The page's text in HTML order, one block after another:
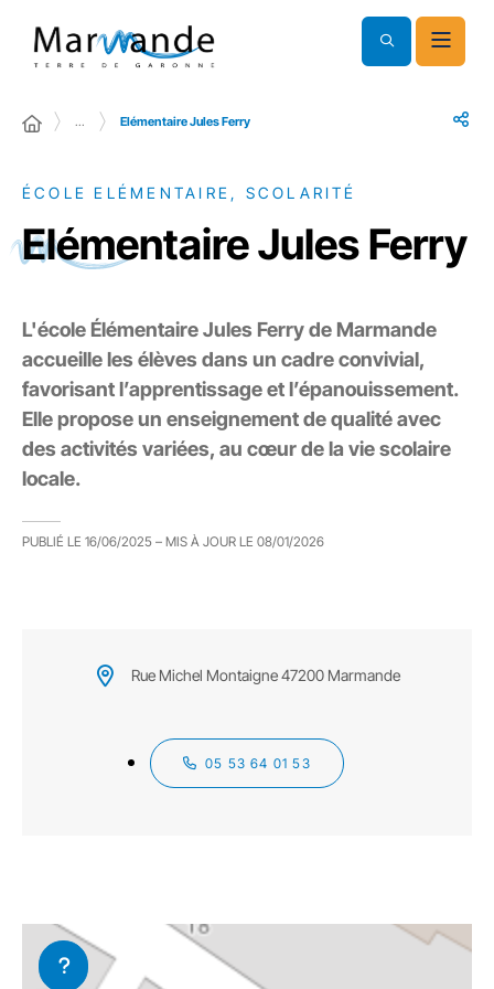
… Elémentaire Jules Ferry
ÉCOLE ELÉMENTAIRE, SCOLARITÉ
Elémentaire Jules Ferry
L'école Élémentaire Jules Ferry de Marmande
accueille les élèves dans un cadre convivial,
favorisant l’apprentissage et l’épanouissement.
Elle propose un enseignement de qualité avec
des activités variées, au cœur de la vie scolaire
locale.
PUBLIÉ LE 16/06/2025 – MIS À JOUR LE 08/01/2026
Rue Michel Montaigne 47200 Marmande
05 53 64 01 53